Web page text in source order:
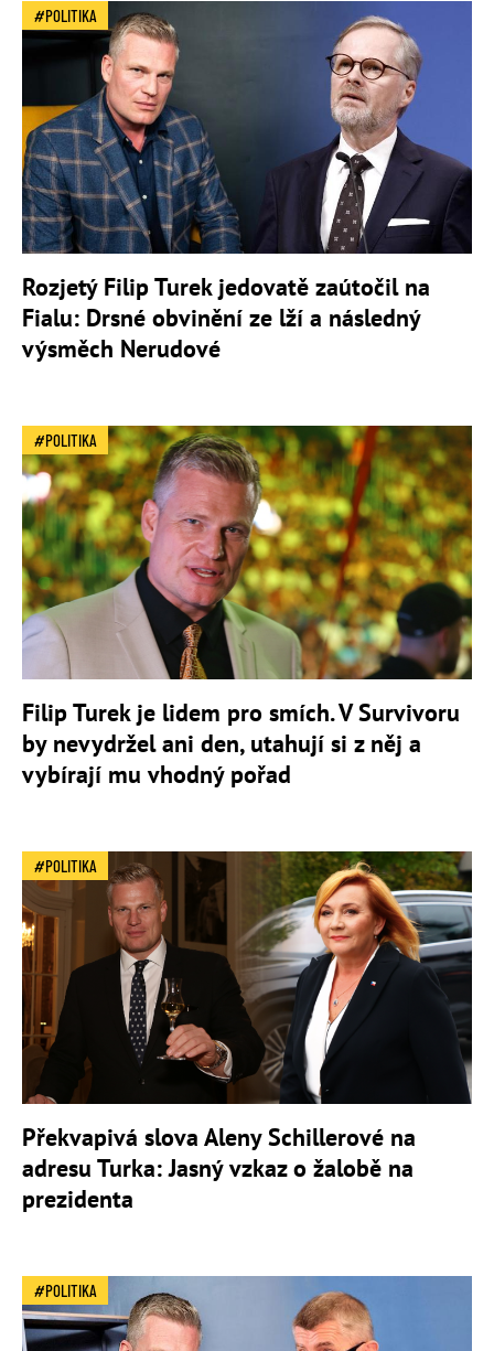
POLITIKA
Rozjetý Filip Turek jedovatě zaútočil na
Fialu: Drsné obvinění ze lží a následný
výsměch Nerudové
POLITIKA
Filip Turek je lidem pro smích. V Survivoru
by nevydržel ani den, utahují si z něj a
vybírají mu vhodný pořad
POLITIKA
Překvapivá slova Aleny Schillerové na
adresu Turka: Jasný vzkaz o žalobě na
prezidenta
POLITIKA